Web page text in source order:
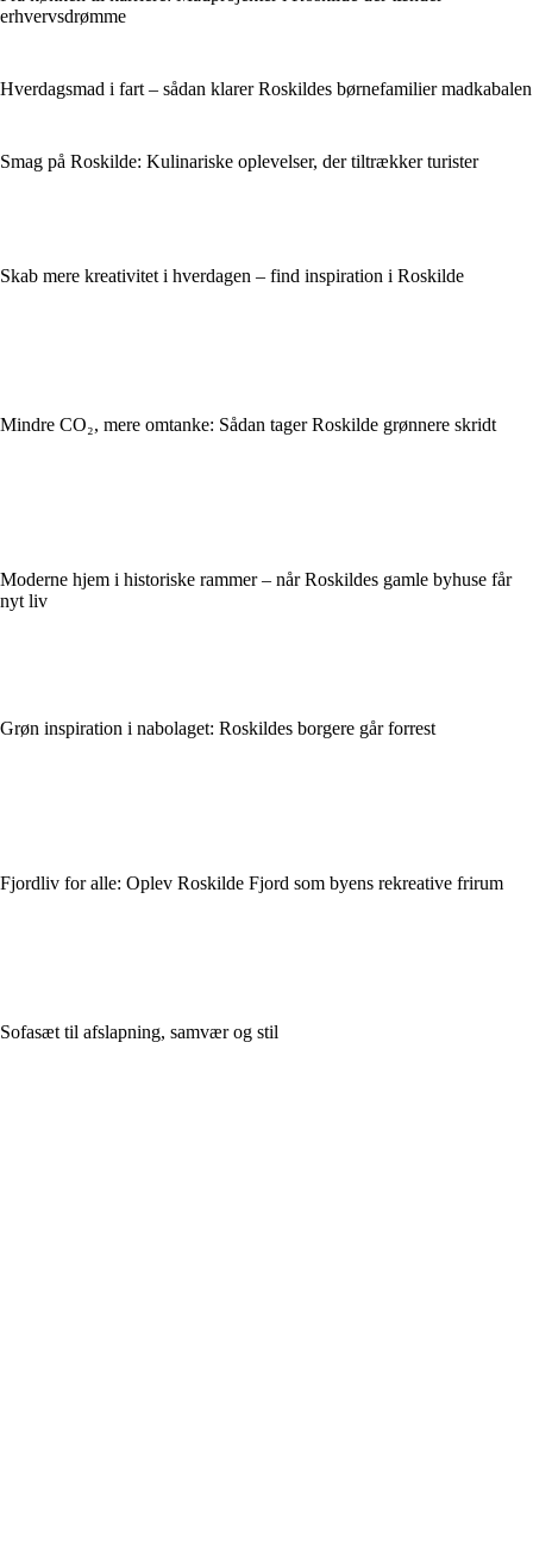
erhvervsdrømme
Hverdagsmad i fart – sådan klarer Roskildes børnefamilier madkabalen
Smag på Roskilde: Kulinariske oplevelser, der tiltrækker turister
Skab mere kreativitet i hverdagen – find inspiration i Roskilde
Mindre CO₂, mere omtanke: Sådan tager Roskilde grønnere skridt
Moderne hjem i historiske rammer – når Roskildes gamle byhuse får
nyt liv
Grøn inspiration i nabolaget: Roskildes borgere går forrest
Fjordliv for alle: Oplev Roskilde Fjord som byens rekreative frirum
Sofasæt til afslapning, samvær og stil